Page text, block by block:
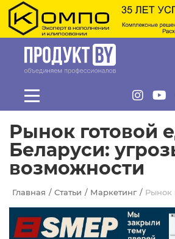
Перейти к основному
Рынок готовой
Беларуси:
возможности
Главная Статьи Маркетинг Рынок